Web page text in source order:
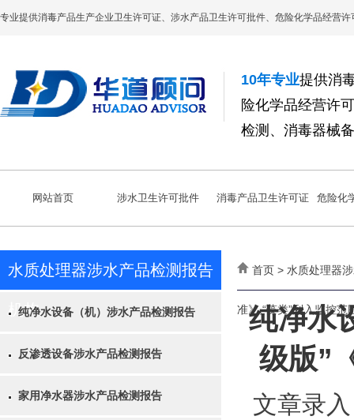
专业提供消毒产品生产企业卫生许可证、涉水产品卫生许可批件、危险化学品经营
10年专业提供消
险化学品经营许
检测、消毒器械
网站首页 涉水卫生许可批件 消毒产品卫生许可证 危险化
水质处理器涉水产品检测报告
机构
纯净水设备（机）涉水产品检测报告
反渗透设备涉水产品检测报告
家用净水器涉水产品检测报告
首页 > 水质处理器
准》,“藻类”列入监控范
纯净水
级版”
文章录